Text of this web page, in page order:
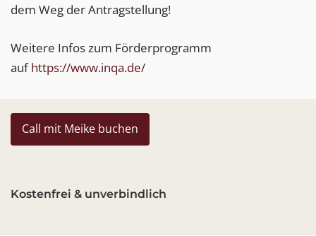
dem Weg der Antragstellung!
Weitere Infos zum Förderprogramm
aufhttps://www.inqa.de/
Call mit Meike buchen
Kostenfrei & unverbindlich